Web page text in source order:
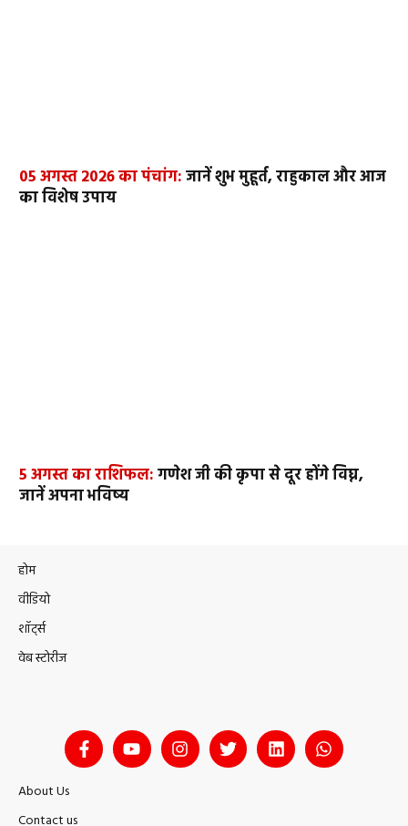
05 अगस्त 2026 का पंचांग:जानें शुभ मुहूर्त, राहुकाल और आज
का विशेष उपाय
5 अगस्त का राशिफल:गणेश जी की कृपा से दूर होंगे विघ्न,
जानें अपना भविष्य
होम
वीडियो
शॉर्ट्स
वेब स्टोरीज
About Us
Contact us